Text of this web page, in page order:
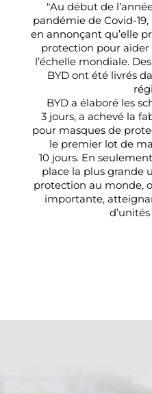
"Au début de
pandémie de Covid-
en annonçant qu’elle
protection pour
l’échelle mondiale.
BYD ont été livrés
BYD a élaboré les
3jours, a achevé la
pour masques de
le premier lot de
10 jours. En seulement
place la plus grande
protection au monde,
importante,